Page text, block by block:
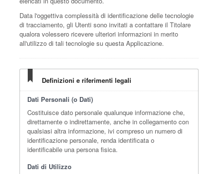
Data l'oggettiva complessità di identificazione delle tecnologie
di tracciamento, gli Utenti sono invitati a contattare il Titolare
qualora volessero ricevere ulteriori informazioni in merito
all'utilizzo di tali tecnologie su questa Applicazione.
Definizioni e riferimenti legali
Dati Personali (o Dati)
Costituisce dato personale qualunque informazione che,
direttamente o indirettamente, anche in collegamento con
qualsiasi altra informazione, ivi compreso un numero di
identificazione personale, renda identificata o
identificabile una persona fisica.
Dati di Utilizzo